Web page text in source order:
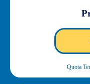
Quota